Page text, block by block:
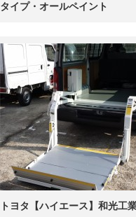
タイプ・オールペイント
トヨタ【ハイエース】和光工